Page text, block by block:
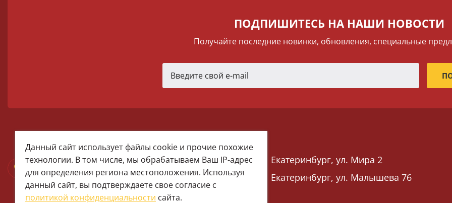
ПОДПИШИТЕСЬ НА НАШИ НОВОСТИ
Получайте последние новинки, обновления, специальные
+7 (922) 025-50-71 (MAX)
Тел:+7 (343) 374-15-67 (Мира 2)
Тел: +7 (343) 371-19-13 (Малышева 76)
+7 (922) 609-29-80 (MAX)
Екатеринбург, ул. Мира 2
Екатеринбург, ул. Малышева 76
Данный сайт использует файлы cookie и прочие похожие
технологии. В том числе, мы обрабатываем Ваш IP-адрес
для определения региона местоположения. Используя
данный сайт, вы подтверждаете свое согласие с
политикой конфиденциальности сайта.